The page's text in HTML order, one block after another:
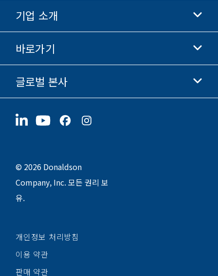
Donaldson 생명과학
Donaldson 쇼핑
기업 소개
기업 정보
윤리 및 준법 경영
채용 정보
바로가기
투자자 정보
협력업체
지속가능성
글로벌 본사
1400 W 94th Street
© 2026 Donaldson
Company, Inc. 모든 권리 보
유.
개인정보 처리방침
이용 약관
판매 약관